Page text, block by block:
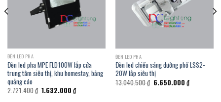
ĐÈN LED PHA
Đèn led pha MPE FLD100W lắp cửa
trung tâm siêu thị, khu homestay, bảng
quảng cáo
2.721.400₫ Giá
gốc
1.632.000 ₫Giá
hiện
ĐÈN LED PHA
Đèn led chiếu sáng đường phố LSS2-
20W lắp siêu thị
13.040.500₫ Giá
gốc
6.650.000 ₫Giá
hiện